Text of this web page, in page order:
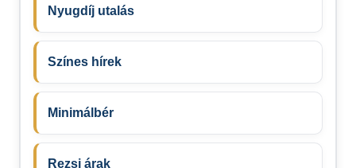
Nyugdíj utalás
Színes hírek
Minimálbér
Rezsi árak